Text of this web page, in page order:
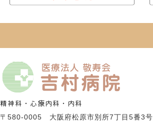
精神科・心療内科・内科
〒580-0005 大阪府松原市別所7丁目5番3号